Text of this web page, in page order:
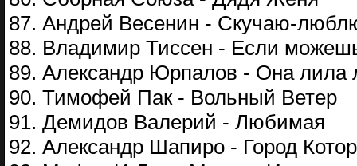
87. Андрей Весенин - Скучаю-
88. Владимир Тиссен - Если
89. Александр Юрпалов - Она лила
90. Тимофей Пак - Вольный Ветер
91. Демидов Валерий - Любимая
92. Александр Шапиро - Город